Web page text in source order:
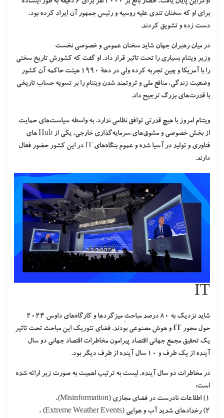
اوکراین پایان یافت، حضار بالغ بر ۲۰۰۰ نفر برای ۶ دقیقه به طور ایستاده
برای او که سخنان تندی علیه روسیه و رئیس جمهور آن ایراد کرده بود،
دست زده و تشویق کردند.
در میان رهبران جهان شاید سخنان عمومی و خصوصی نخست
وزیرویتنامبسیاری را تحت تاثیر قرار داد. او گفت که کشورش تاریخ سختی
را با آمریکا و چین تجربه کرده ولی در دهۀ ۱۹۹۰ هیئت حاکمه آن کشور
وضعیت زندگی، منافع ملی و ثروتمند شدن ویتنام را بر تسویه حساب تاریخی
با قدرت‌های بزرگ ترجیح داد.
ویتنام امروز با هیچ قدرتی توافق نظامی ندارد. به واسطه سیاست‌های حمایت
از بخش خصوصی و مشوق‌های سرمایه‌گذاری خارجی، یکی از Hub های
فناوری و تولید در آسیا شده و عموم بنگاه‌های IT در این کشور حضور فعال
دارند.
IT
شاید نزدیک به ۸۰ درصد مباحثِ میزگردها و کارگاه‌های داوس ۲۰۲۴
حول محور IT و هوش مصنوعی
بودند. فضای تئوریک این مباحث تحت تاثیر
یک تحقیق مجمع جهانی اقتصاد پیرامون مخاطرات اقتصاد جهانی دو سال
آینده از یک طرف و ۱۰ سال آینده از طرف دیگر بود.
درمخاطرات دو سال آینده، لیست به ترتیب اهمیت به صورت زیر ارائه شده
است:
۱) اطلاعات نادرست در فضای مجازی (Misinformation)،
۲) رخدادهای شدید آب و هوایی (Extreme Weather Events) ،